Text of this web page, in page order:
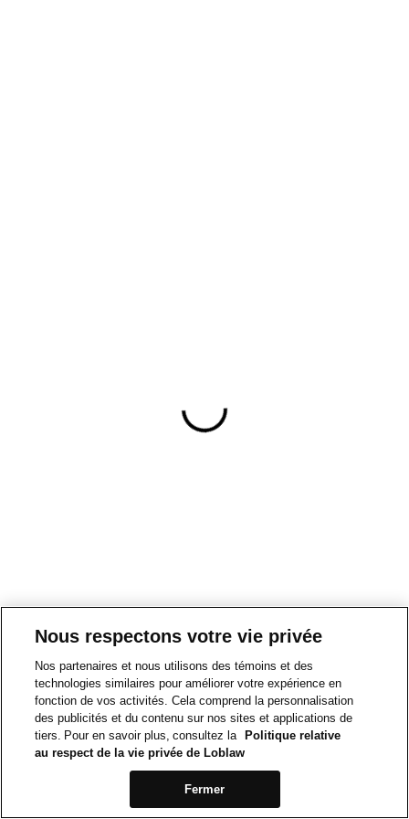
Nous respectons votre vie privée
Nos partenaires et nous utilisons des témoins et des
technologies similaires pour améliorer votre expérience en
fonction de vos activités. Cela comprend la personnalisation
des publicités et du contenu sur nos sites et applications de
tiers. Pour en savoir plus, consultez la
Politique relative
au respect de la vie privée de Loblaw
Fermer